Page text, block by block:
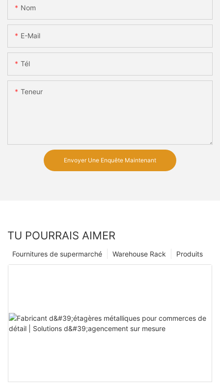
Nom
E-Mail
Tél
Teneur
Envoyer Une Enquête Maintenant
TU POURRAIS AIMER
Produits
Warehouse Rack
Fournitures de supermarché